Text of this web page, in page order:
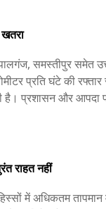
समस्तीपुर समेत
प्रति घंटे की
है। प्रशासन और आपदा
राहत नहीं
में अधिकतम